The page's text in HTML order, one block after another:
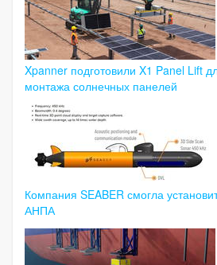
Xpanner подготовили X1 Panel Lift
монтажа солнечных панелей
Компания SEABER смогла
АНПА